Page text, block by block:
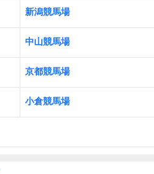
新潟競馬場
中山競馬場
京都競馬場
小倉競馬場